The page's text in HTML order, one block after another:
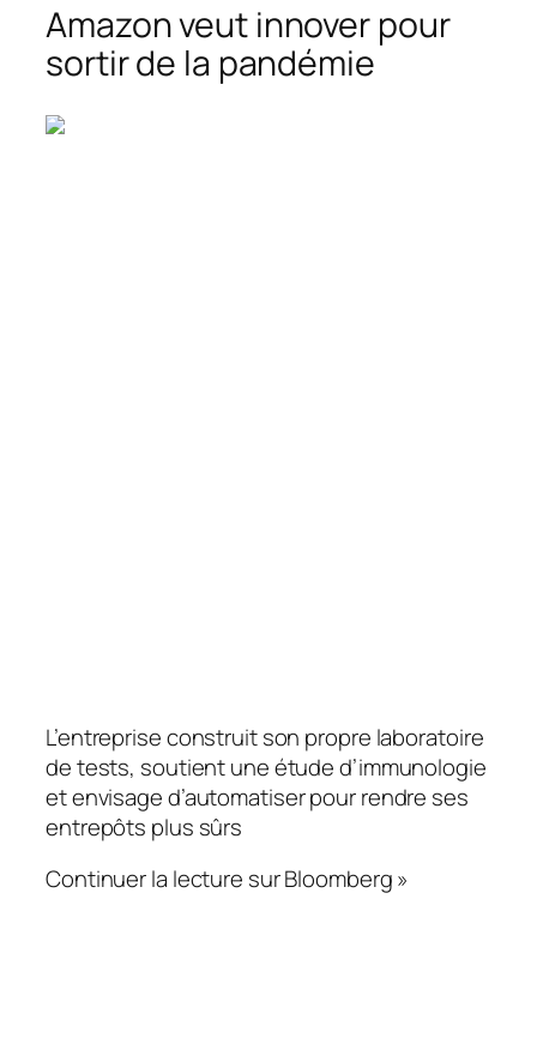
Amazon veut innover pour
sortir de la pandémie
L’entreprise construit son propre laboratoire
de tests, soutient une étude d’immunologie
et envisage d’automatiser pour rendre ses
entrepôts plus sûrs
Continuer la lecture sur Bloomberg »